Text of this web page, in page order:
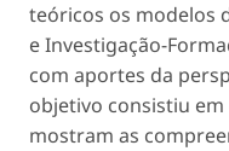
teóricos os modelos
e Investigação-
com aportes da
objetivo consistiu
mostram as